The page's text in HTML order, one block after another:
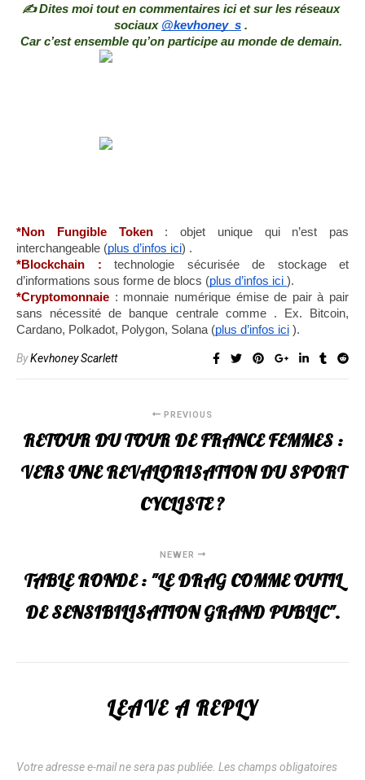
✍ Dites moi tout en commentaires ici et sur les réseaux
sociaux @kevhoney_s .
Car c’est ensemble qu’on participe au monde de demain.
*Non Fungible Token : objet unique qui n’est pas
interchangeable (plus d’infos ici) .
*Blockchain : technologie sécurisée de stockage et
d’informations sous forme de blocs (plus d’infos ici ).
*Cryptomonnaie : monnaie numérique émise de pair à pair
sans nécessité de banque centrale comme . Ex. Bitcoin,
Cardano, Polkadot, Polygon, Solana (plus d’infos ici ).
ByKevhoney Scarlett
PREVIOUS
RETOUR DU TOUR DE FRANCE FEMMES :
VERS UNE REVALORISATION DU SPORT
CYCLISTE ?
NEWER
TABLE RONDE : "LE DRAG COMME OUTIL
DE SENSIBILISATION GRAND PUBLIC".
LEAVE A REPLY
Votre adresse e-mail ne sera pas publiée. Les champs obligatoires